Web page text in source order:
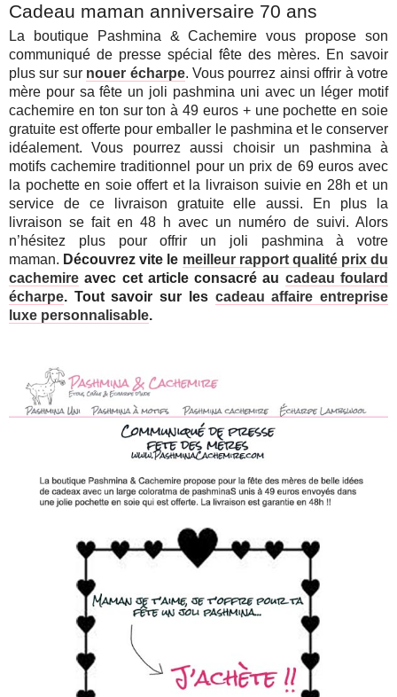
Cadeau maman anniversaire 70 ans
La boutique Pashmina & Cachemire vous propose son
communiqué de presse spécial fête des mères. En savoir
plus sur sur nouer écharpe. Vous pourrez ainsi offrir à votre
mère pour sa fête un joli pashmina uni avec un léger motif
cachemire en ton sur ton à 49 euros + une pochette en soie
gratuite est offerte pour emballer le pashmina et le conserver
idéalement. Vous pourrez aussi choisir un pashmina à
motifs cachemire traditionnel pour un prix de 69 euros avec
la pochette en soie offert et la livraison suivie en 28h et un
service de ce livraison gratuite elle aussi. En plus la
livraison se fait en 48 h avec un numéro de suivi. Alors
n’hésitez plus pour offrir un joli pashmina à votre
maman. Découvrez vite le meilleur rapport qualité prix du
cachemire avec cet article consacré au cadeau foulard
écharpe. Tout savoir sur les cadeau affaire entreprise
luxe personnalisable.